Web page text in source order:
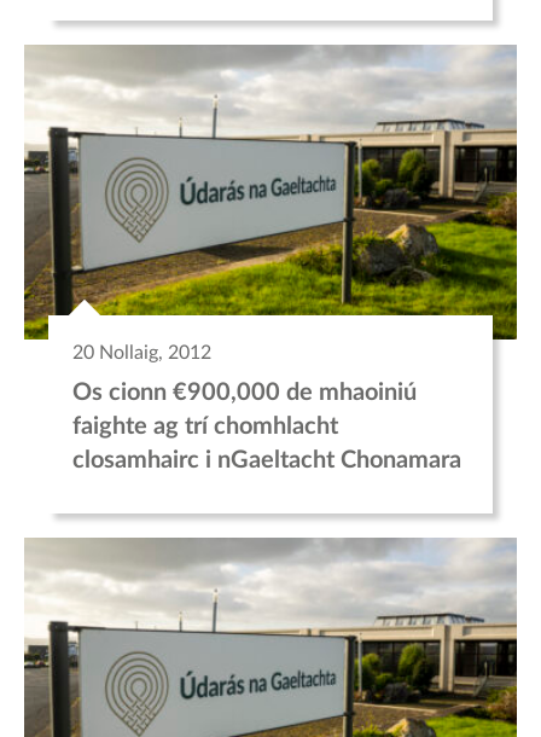
20 Nollaig, 2012
Os cionn €900,000 de mhaoiniú
faighte ag trí chomhlacht
closamhairc i nGaeltacht Chonamara